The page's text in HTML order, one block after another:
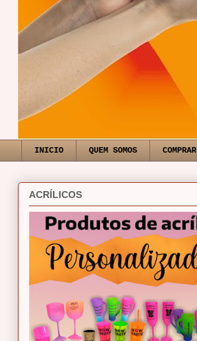
INICIO QUEM SOMOS COMPRAR
ACRÍLICOS